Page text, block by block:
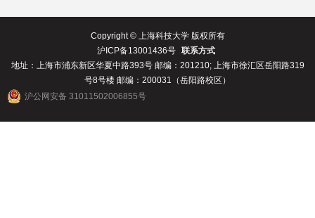
Copyright © 上海科技大学 版权所有
沪ICP备13001436号 联系方式
地址：上海市浦东新区华夏中路393号 邮编：201210; 上海市徐汇区岳阳路319
号8号楼 邮编：200031（岳阳路校区）
沪公网安备 31011502006855号